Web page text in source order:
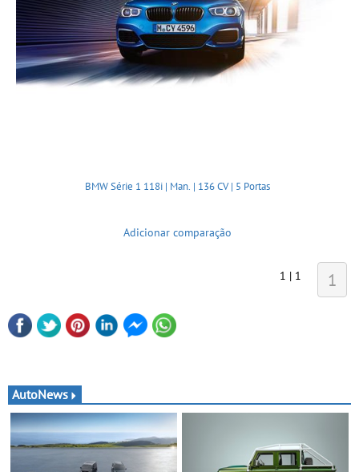
BMW Série 1 118i | Man. | 136 CV | 5 Portas
Adicionar comparação
1 | 1 1
AutoNews